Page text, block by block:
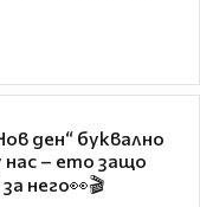
ден“ буквално
нас – ето защо
него👀🎬